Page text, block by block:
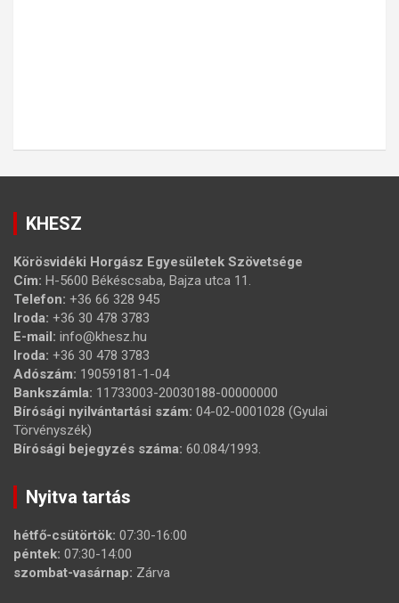
KHESZ
Körösvidéki Horgász Egyesületek Szövetsége
Cím: H-5600 Békéscsaba, Bajza utca 11.
Telefon: +36 66 328 945
Iroda: +36 30 478 3783
E-mail: info@khesz.hu
Iroda: +36 30 478 3783
Adószám: 19059181-1-04
Bankszámla: 11733003-20030188-00000000
Bírósági nyilvántartási szám: 04-02-0001028 (Gyulai
Törvényszék)
Bírósági bejegyzés száma: 60.084/1993.
Nyitva tartás
hétfő-csütörtök: 07:30-16:00
péntek: 07:30-14:00
szombat-vasárnap: Zárva